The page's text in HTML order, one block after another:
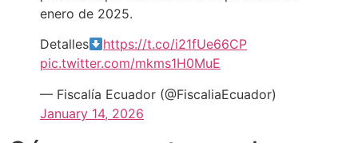
enero de 2025.
Detalles
https://t.co/i21fUe66CP
pic.twitter.com/mkms1H0MuE
— Fiscalía Ecuador (@FiscaliaEcuador)
January 14, 2026